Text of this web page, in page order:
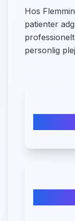
Hos
patienter
personlig